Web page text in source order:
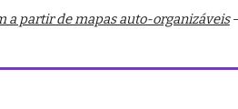
a partir de mapas auto-organizáveis